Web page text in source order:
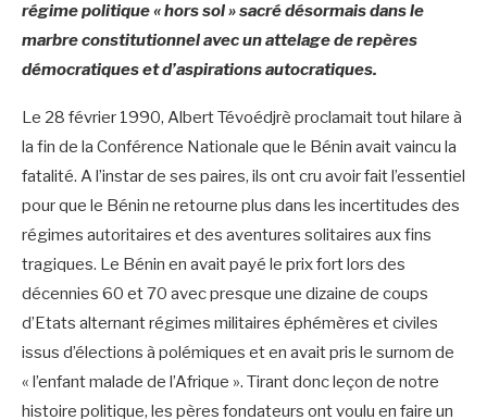
régime politique « hors sol » sacré désormais dans le
marbre constitutionnel avec un attelage de repères
démocratiques et d’aspirations autocratiques.
Le 28 février 1990, Albert Tévoédjrè proclamait tout hilare à
la fin de la Conférence Nationale que le Bénin avait vaincu la
fatalité. A l’instar de ses paires, ils ont cru avoir fait l’essentiel
pour que le Bénin ne retourne plus dans les incertitudes des
régimes autoritaires et des aventures solitaires aux fins
tragiques. Le Bénin en avait payé le prix fort lors des
décennies 60 et 70 avec presque une dizaine de coups
d’Etats alternant régimes militaires éphémères et civiles
issus d’élections à polémiques et en avait pris le surnom de
« l’enfant malade de l’Afrique ». Tirant donc leçon de notre
histoire politique, les pères fondateurs ont voulu en faire un